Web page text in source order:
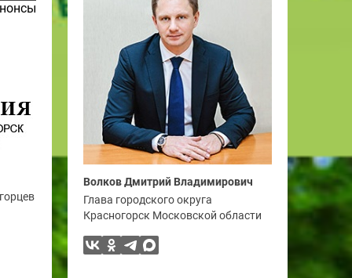
Волков Дмитрий Владимирович
Глава городского округа
Красногорск Московской области